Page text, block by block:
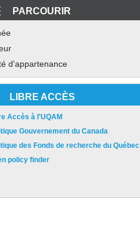
PARCOURIR
d'appartenance
LIBRE ACCÈS
Accès à l'UQAM
Gouvernement du Canada
des Fonds de recherche du Québec
policy finder